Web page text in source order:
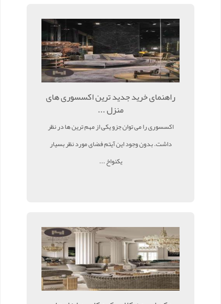
راهنمای خرید جدید ترین اکسسوری های
منزل ...
اکسسوری را می توان جزو یکی از مهم ترین ها در نظر
داشت. بدون وجود این آیتم فضای مورد نظر بسیار
یکنواخ ...